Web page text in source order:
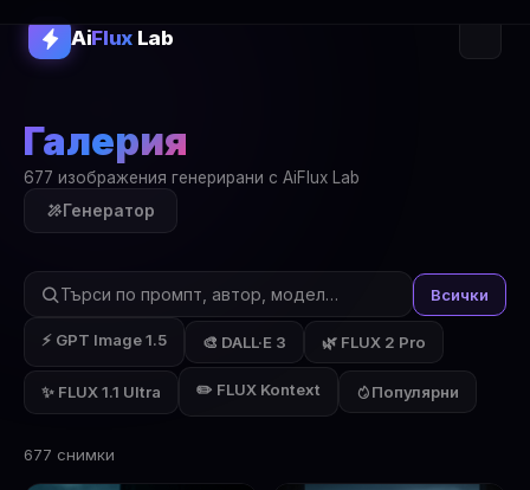
AiFluxLab
Галерия
677 изображения генерирани с AiFlux Lab
Генератор
Всички
⚡ GPT Image 1.5 🎨 DALL·E 3 🌿 FLUX 2 Pro
✨ FLUX 1.1 Ultra ✏️ FLUX Kontext Популярни
677 снимки